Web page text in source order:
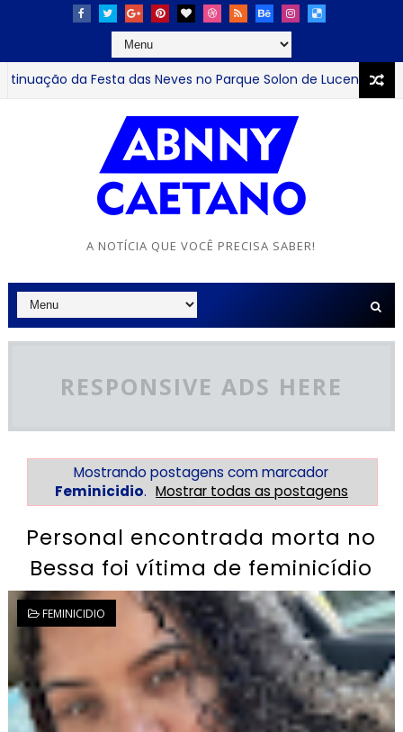
da Festa das Neves no Parque Solon de Lucena até
A NOTÍCIA QUE VOCÊ PRECISA SABER!
RESPONSIVE ADS HERE
Mostrando postagens com marcador
Feminicidio. Mostrar todas as postagens
Personal encontrada morta no
Bessa foi vítima de feminicídio
FEMINICIDIO